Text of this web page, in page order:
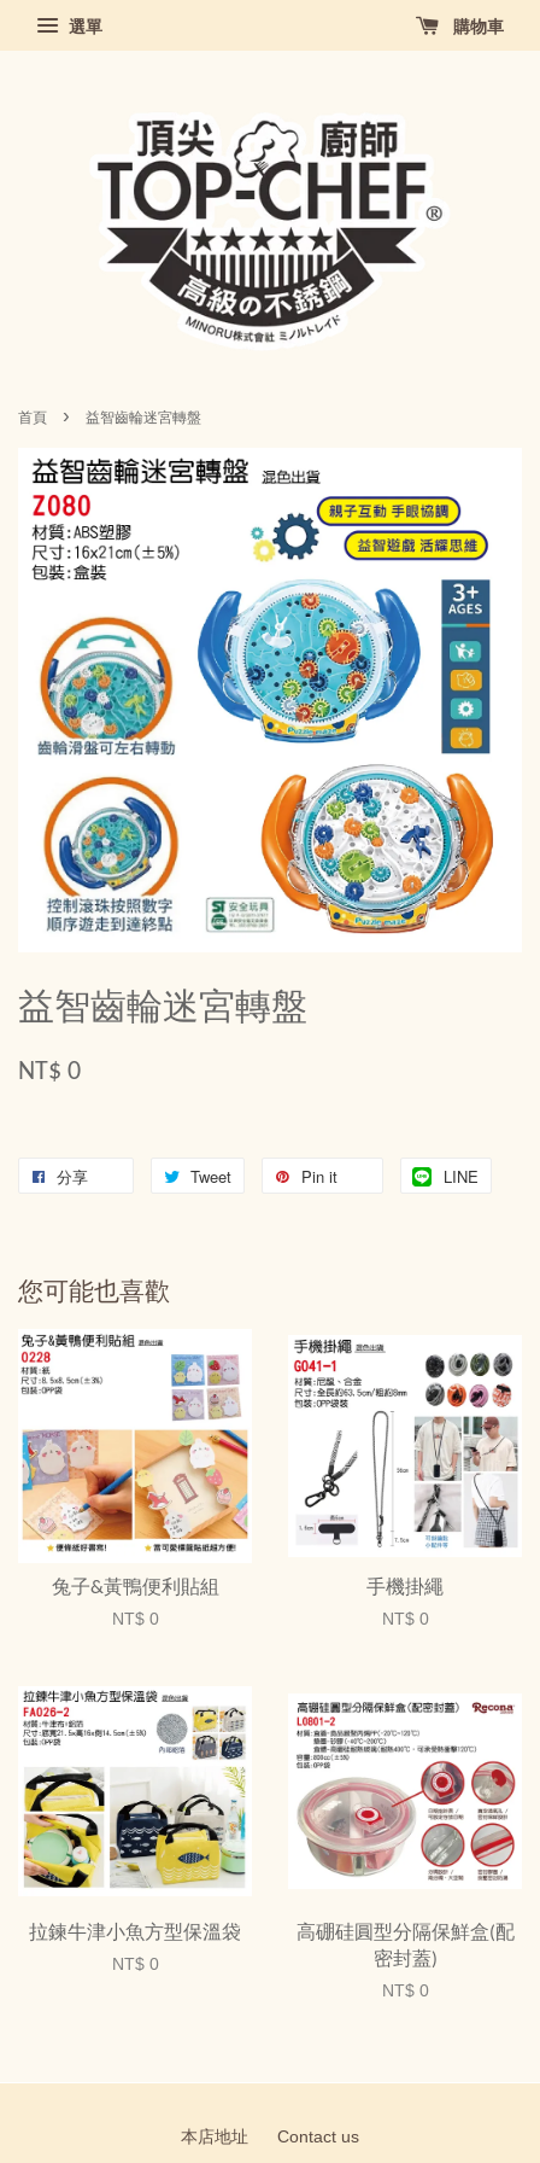
選單 購物車
首頁 › 益智齒輪迷宮轉盤
益智齒輪迷宮轉盤
NT$ 0
分享 Tweet Pin it LINE
您可能也喜歡
兔子&黃鴨便利貼組
NT$ 0
手機掛繩
NT$ 0
拉鍊牛津小魚方型保溫袋
NT$ 0
高硼硅圓型分隔保鮮盒(配
密封蓋)
NT$ 0
本店地址 Contact us